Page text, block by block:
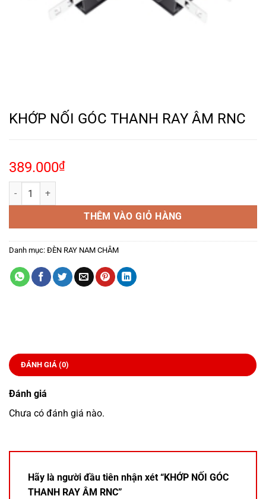
KHỚP NỐI GÓC THANH RAY ÂM RNC
389.000₫
KHỚP NỐI GÓC THANH RAY ÂM RNC số lượng
THÊM VÀO GIỎ HÀNG
Danh mục: ĐÈN RAY NAM CHÂM
ĐÁNH GIÁ (0)
Đánh giá
Chưa có đánh giá nào.
Hãy là người đầu tiên nhận xét “KHỚP NỐI GÓC
THANH RAY ÂM RNC”